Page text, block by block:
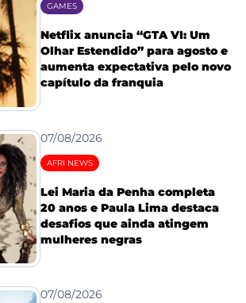
GAMES
Netflix anuncia “GTA VI: Um
Olhar Estendido” para agosto e
aumenta expectativa pelo novo
capítulo da franquia
07/08/2026
AFRI NEWS
Lei Maria da Penha completa
20 anos e Paula Lima destaca
desafios que ainda atingem
mulheres negras
07/08/2026